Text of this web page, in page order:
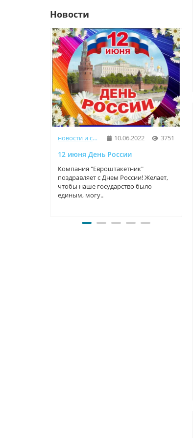
Новости
новости и статьи 10.06.2022 3751
12 июня День России
Компания "Евроштакетник"
поздравляет с Днем России! Желает,
чтобы наше государство было
единым, могу..